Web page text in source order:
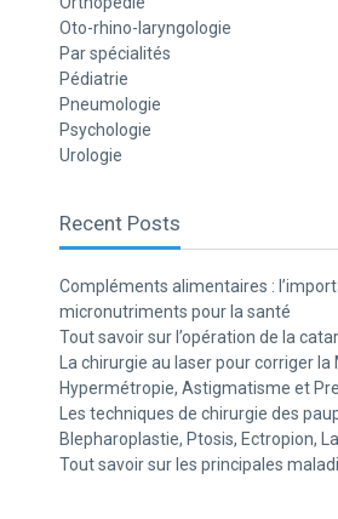
Oto-rhino-laryngologie
Par spécialités
Pédiatrie
Pneumologie
Psychologie
Urologie
Recent Posts
Compléments alimentaires :
micronutriments pour la santé
Tout savoir sur l’opération de la
La chirurgie au laser pour corriger la
Hypermétropie, Astigmatisme et
Les techniques de chirurgie des
Blepharoplastie, Ptosis, Ectropion,
Tout savoir sur les principales